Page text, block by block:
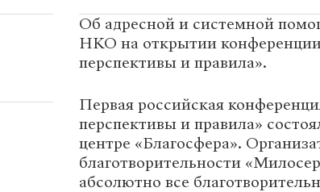
Об адресной и системной
НКО на открытии
перспективы и правила».
Первая российская
перспективы и правила»
центре «Благосфера».
благотворительности
абсолютно все